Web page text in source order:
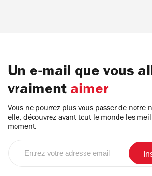
Un e-mail que vous
vraiment aimer
Vous ne pourrez plus vous passer de notre
elle, découvrez avant tout le monde les
moment.